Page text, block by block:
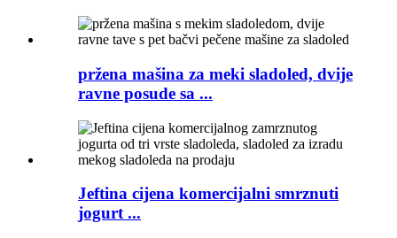
pržena mašina za meki sladoled, dvije
ravne posude sa ...
Jeftina cijena komercijalni smrznuti
jogurt ...